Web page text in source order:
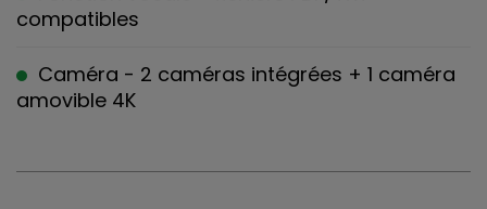
compatibles
Caméra - 2 caméras intégrées + 1 caméra
amovible 4K